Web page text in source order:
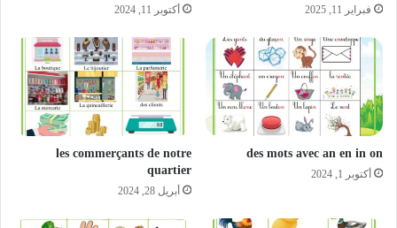
فبراير 11, 2025 أكتوبر 11, 2024
des mots avec an en in on
أكتوبر 1, 2024
les commerçants de notre
quartier
أبريل 28, 2024